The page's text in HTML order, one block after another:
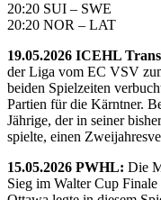
20:20 SUI – SWE
20:20 NOR – LAT
19.05.2026 ICEHL
der Liga vom EC VSV
beiden Spielzeiten
Partien für die Kärntner.
Jährige, der in seiner
spielte, einen
15.05.2026 PWHL: Die
Sieg im Walter Cup